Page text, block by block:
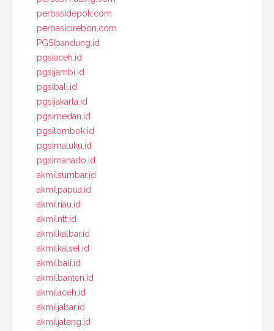
perbasidepok.com
perbasicirebon.com
PGSIbandung.id
pgsiaceh.id
pgsijambi.id
pgsibali.id
pgsijakarta.id
pgsimedan.id
pgsilombok.id
pgsimaluku.id
pgsimanado.id
akmilsumbar.id
akmilpapua.id
akmilriau.id
akmilntt.id
akmilkalbar.id
akmilkalsel.id
akmilbali.id
akmilbanten.id
akmilaceh.id
akmiljabar.id
akmiljateng.id